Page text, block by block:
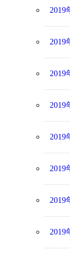
2019
2019
2019
2019
2019
2019
2019
2019